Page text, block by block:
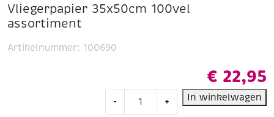
Vliegerpapier 35x50cm 100vel
assortiment
€ 22,95
-
35x50cm
+ In winkelwagen
Artikelnummer: 100690